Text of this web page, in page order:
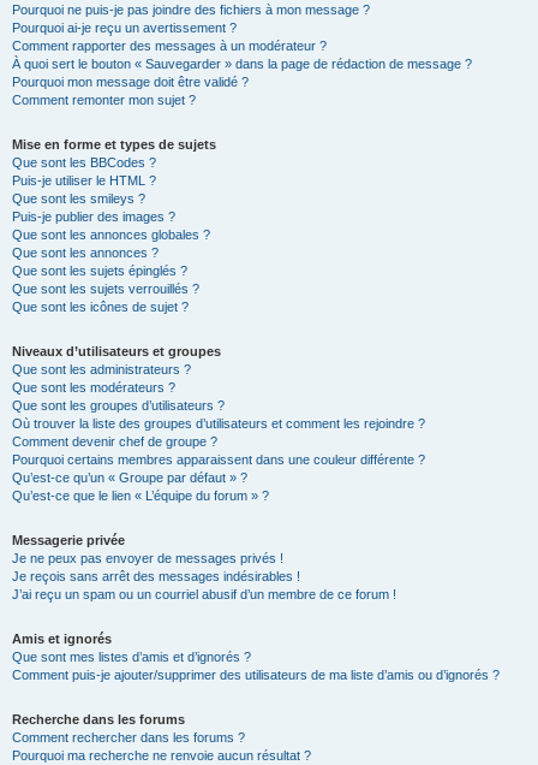
Pourquoi ne puis-je pas joindre des fichiers à mon message ?
Pourquoi ai-je reçu un avertissement ?
Comment rapporter des messages à un modérateur ?
À quoi sert le bouton « Sauvegarder » dans la page de rédaction de message ?
Pourquoi mon message doit être validé ?
Comment remonter mon sujet ?
Mise en forme et types de sujets
Que sont les BBCodes ?
Puis-je utiliser le HTML ?
Que sont les smileys ?
Puis-je publier des images ?
Que sont les annonces globales ?
Que sont les annonces ?
Que sont les sujets épinglés ?
Que sont les sujets verrouillés ?
Que sont les icônes de sujet ?
Niveaux d’utilisateurs et groupes
Que sont les administrateurs ?
Que sont les modérateurs ?
Que sont les groupes d’utilisateurs ?
Où trouver la liste des groupes d’utilisateurs et comment les rejoindre ?
Comment devenir chef de groupe ?
Pourquoi certains membres apparaissent dans une couleur différente ?
Qu’est-ce qu’un « Groupe par défaut » ?
Qu’est-ce que le lien « L’équipe du forum » ?
Messagerie privée
Je ne peux pas envoyer de messages privés !
Je reçois sans arrêt des messages indésirables !
J’ai reçu un spam ou un courriel abusif d’un membre de ce forum !
Amis et ignorés
Que sont mes listes d’amis et d’ignorés ?
Comment puis-je ajouter/supprimer des utilisateurs de ma liste d’amis ou d’ignorés ?
Recherche dans les forums
Comment rechercher dans les forums ?
Pourquoi ma recherche ne renvoie aucun résultat ?